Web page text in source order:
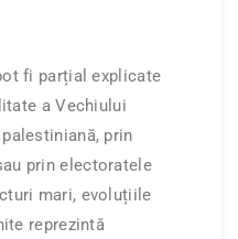
fi parțial explicate
a Vechiului
prin
prin electoratele
mari, evoluțiile
reprezintă